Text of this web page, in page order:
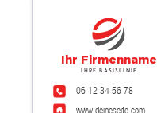
www.deineseite.com
06 12 34 56 78
Ihr Firmenname
Ihre Basislinie